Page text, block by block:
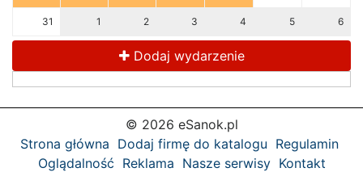
31 1 2 3 4 5 6
Dodaj wydarzenie
© 2026 eSanok.pl
Strona główna Dodaj firmę do katalogu Regulamin
Oglądalność Reklama Nasze serwisy Kontakt